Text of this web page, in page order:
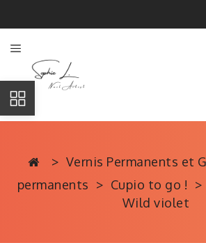
Vernis Permanents et
permanents
Cupio to go !
Wild violet